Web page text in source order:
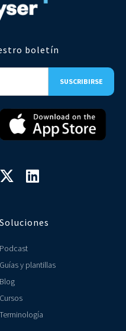
boletín
 
Soluciones
Podcast
Guías y plantillas
Blog
Cursos
Terminología